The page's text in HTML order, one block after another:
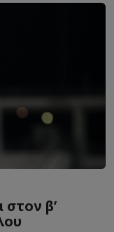
στον β’